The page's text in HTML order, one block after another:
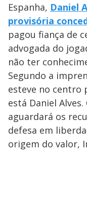
Espanha, Daniel
provisória
pagou fiança de
advogada do
não ter
Segundo a
esteve no centro
está Daniel
aguardará os
defesa em
origem do valor,